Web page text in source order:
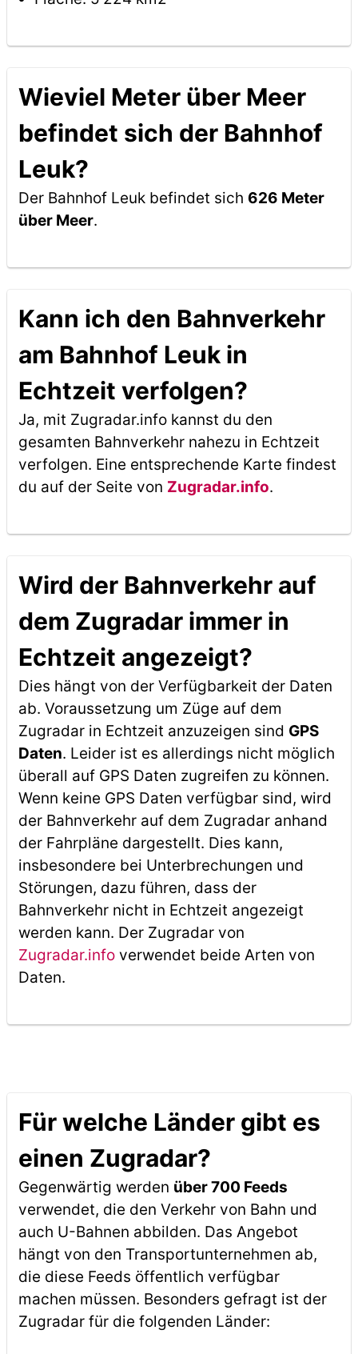
Wieviel Meter über Meer
befindet sich der Bahnhof
Leuk?
Der Bahnhof Leuk befindet sich 626 Meter
über Meer.
Kann ich den Bahnverkehr
am Bahnhof Leuk in
Echtzeit verfolgen?
Ja, mit Zugradar.info kannst du den
gesamten Bahnverkehr nahezu in Echtzeit
verfolgen. Eine entsprechende Karte findest
du auf der Seite von Zugradar.info.
Wird der Bahnverkehr auf
dem Zugradar immer in
Echtzeit angezeigt?
Dies hängt von der Verfügbarkeit der Daten
ab. Voraussetzung um Züge auf dem
Zugradar in Echtzeit anzuzeigen sind GPS
Daten. Leider ist es allerdings nicht möglich
überall auf GPS Daten zugreifen zu können.
Wenn keine GPS Daten verfügbar sind, wird
der Bahnverkehr auf dem Zugradar anhand
der Fahrpläne dargestellt. Dies kann,
insbesondere bei Unterbrechungen und
Störungen, dazu führen, dass der
Bahnverkehr nicht in Echtzeit angezeigt
werden kann. Der Zugradar von
Zugradar.infoverwendet beide Arten von
Daten.
Für welche Länder gibt es
einen Zugradar?
Gegenwärtig werden über 700 Feeds
verwendet, die den Verkehr von Bahn und
auch U-Bahnen abbilden. Das Angebot
hängt von den Transportunternehmen ab,
die diese Feeds öffentlich verfügbar
machen müssen. Besonders gefragt ist der
Zugradar für die folgenden Länder: